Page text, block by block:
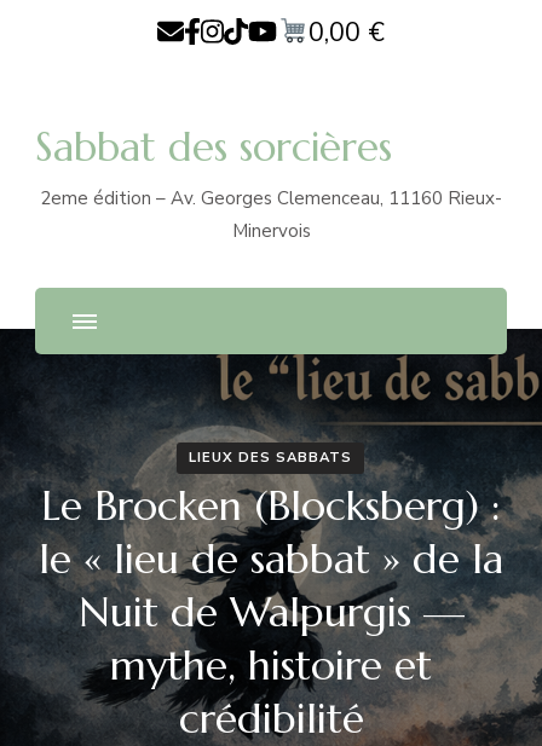
0,00 €
Sabbat des sorcières
2eme édition – Av. Georges Clemenceau, 11160 Rieux-
Minervois
LIEUX DES SABBATS
Le Brocken (Blocksberg) :
le « lieu de sabbat » de la
Nuit de Walpurgis —
mythe, histoire et
crédibilité